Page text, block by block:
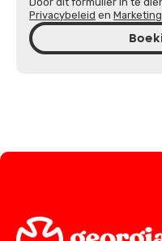
Privacybeleid en